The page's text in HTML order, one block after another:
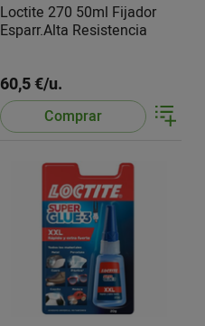
Loctite 270 50ml Fijador
Esparr.Alta Resistencia
60,5 €/u.
Comprar